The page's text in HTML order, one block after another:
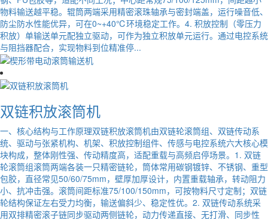
物料输送越平稳。辊筒两端采用精密滚珠轴承与密封端盖，运行噪音低、
防尘防水性能优异，可在0~+40℃环境稳定工作。4. 积放控制（零压力
积放）单输送单元配独立驱动，可作为独立积放单元运行。通过电控系统
与阻挡器配合，实现物料到位精准停...
双链积放滚筒机
一、核心结构与工作原理双链积放滚筒机由双链轮滚筒组、双链传动系
统、驱动与张紧机构、机架、积放控制组件、传感与电控系统六大核心模
块构成，整体刚性强、传动精度高，适配重载与高频启停场景。1. 双链
轮滚筒组滚筒两端各装一只精密链轮，筒体常用碳钢镀锌、不锈钢、重型
包胶，直径常见50/60/75mm，壁厚加厚设计，内置重载轴承，转动阻力
小、抗冲击强。滚筒间距标准75/100/150mm，可按物料尺寸定制；双链
轮结构保证左右受力均衡，输送偏斜少、稳定性优。2. 双链传动系统采
用双排精密滚子链同步驱动两侧链轮，动力传递直接、无打滑、同步性